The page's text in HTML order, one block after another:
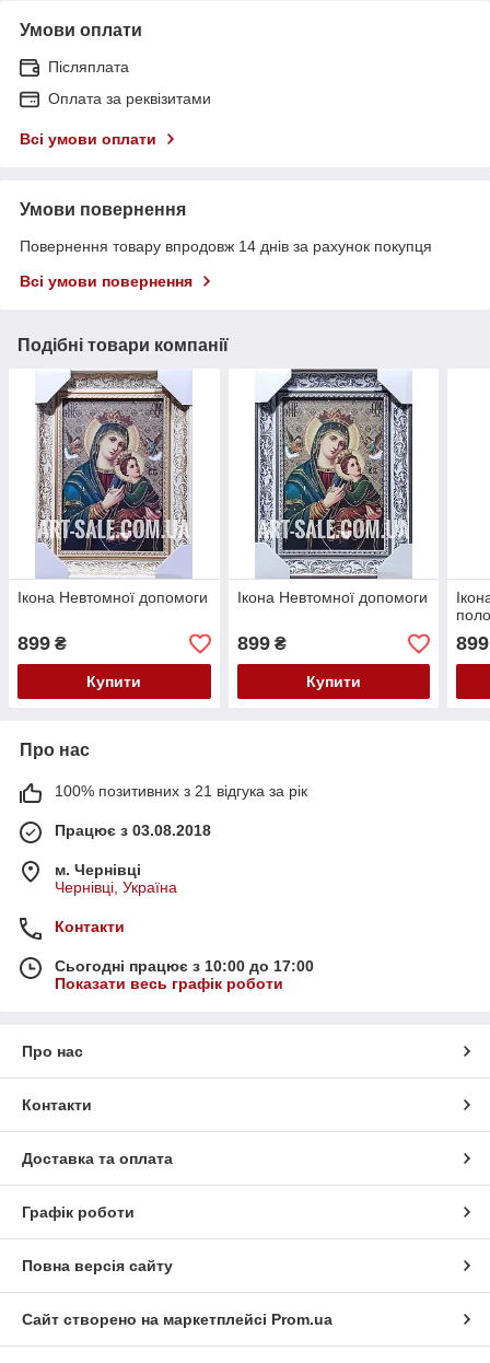
Умови оплати
Післяплата
Оплата за реквізитами
Всі умови оплати
Умови повернення
Повернення товару впродовж 14 днів за рахунок покупця
Всі умови повернення
Подібні товари компанії
Ікона Невтомної допомоги
899 ₴
Купити
Ікона Невтомної допомоги
899₴
Купити
899
Про нас
100% позитивних з 21 відгука за рік
Працює з 03.08.2018
м. Чернівці
Чернівці, Україна
Контакти
Сьогодні працює з 10:00 до 17:00
Показати весь графік роботи
Про нас
Контакти
Доставка та оплата
Графік роботи
Повна версія сайту
Сайт створено на маркетплейсі Prom.ua